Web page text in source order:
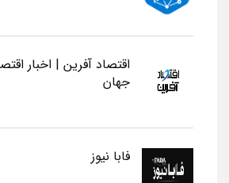
اقتصاد آفرین | اخبار
جهان
فابا نیوز